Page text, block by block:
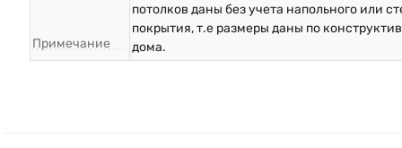
Примечание
потолков даны без учета напольного или
покрытия, т.е размеры даны по
дома.